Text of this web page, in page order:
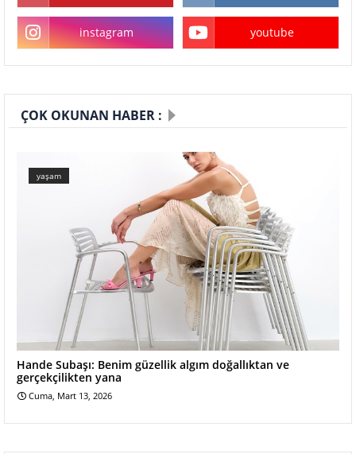
instagram youtube
ÇOK OKUNAN HABER :
yaşam
Hande Subaşı: Benim güzellik algım doğallıktan ve
gerçekçilikten yana
Cuma, Mart 13, 2026